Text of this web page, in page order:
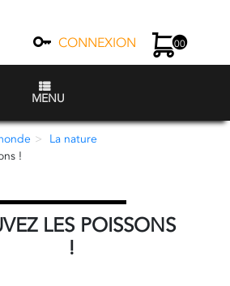
CONNEXION 00
MENU
La nature
!
LES POISSONS
!